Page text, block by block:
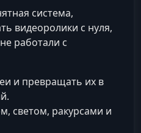
система,
видеоролики с нуля,
работали с
и превращать их в
светом, ракурсами и